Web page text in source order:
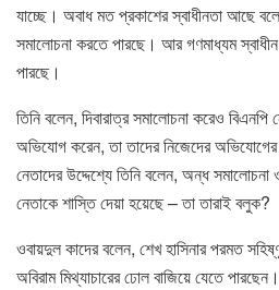
যাচ্ছে। অবাধ মত প্রকাশের স্বাধীনতা আছে
সমালোচনা করতে পারছে। আর গণমাধ্যম
পারছে।
তিনি বলেন, দিবারাত্র সমালোচনা করেও বিএনপি
অভিযোগ করেন, তা তাদের নিজেদের
নেতাদের উদ্দেশ্যে তিনি বলেন, অন্ধ
নেতাকে শাস্তি দেয়া হয়েছে – তা তারাই বলুক?
ওবায়দুল কাদের বলেন, শেখ হাসিনার পরমত
অবিরাম মিথ্যাচারের ঢোল বাজিয়ে যেতে